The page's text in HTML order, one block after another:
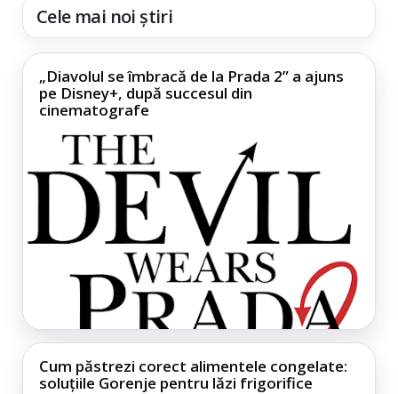
Cele mai noi știri
„Diavolul se îmbracă de la Prada 2” a ajuns
pe Disney+, după succesul din
cinematografe
Cum păstrezi corect alimentele congelate:
soluțiile Gorenje pentru lăzi frigorifice